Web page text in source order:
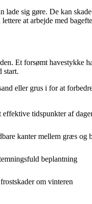
lade sig gøre. De kan
at arbejde med
Et forsømt havestykke
start.
eller grus i for at
effektive tidspunkter af
kanter mellem græs og
beplantning
om vinteren